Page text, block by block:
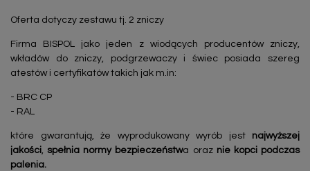
Oferta dotyczy zestawu tj. 2 zniczy
Firma BISPOL jako jeden z wiodących producentów zniczy,
wkładów do zniczy, podgrzewaczy i świec posiada szereg
atestów i certyfikatów takich jak m.in:
- BRC CP
- RAL
które gwarantują, że wyprodukowany wyrób jest najwyższej
jakości,spełnia normy bezpieczeństwa oraz nie kopci podczas
palenia.